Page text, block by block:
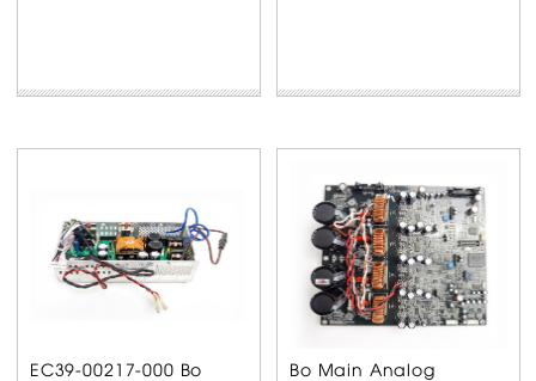
EC39-00217-000 Bo
Bo Main Analog